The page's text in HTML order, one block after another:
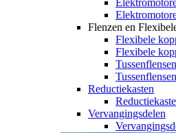
Flenzen en
Flexibele
Flexibele
Reductiekasten
Vervangingsdelen